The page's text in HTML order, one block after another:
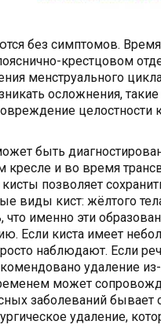
без симптомов.
крестцовом
менструального
осложнения,
целостности
быть
кресле и во время
позволяет
виды кист: жёлтого
что именно эти
Если киста имеет
наблюдают. Если
удаление
может
заболеваний бывает
удаление,